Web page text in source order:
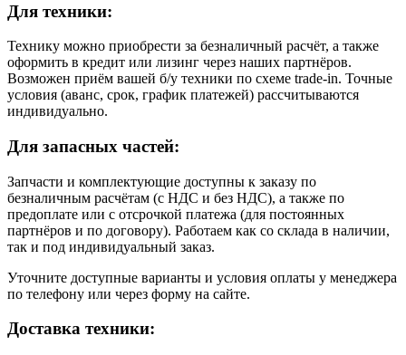
Для техники:
Технику можно приобрести за безналичный расчёт, а также
оформить в кредит или лизинг через наших партнёров.
Возможен приём вашей б/у техники по схеме trade-in. Точные
условия (аванс, срок, график платежей) рассчитываются
индивидуально.
Для запасных частей:
Запчасти и комплектующие доступны к заказу по
безналичным расчётам (с НДС и без НДС), а также по
предоплате или с отсрочкой платежа (для постоянных
партнёров и по договору). Работаем как со склада в наличии,
так и под индивидуальный заказ.
Уточните доступные варианты и условия оплаты у менеджера
по телефону или через форму на сайте.
Доставка техники: